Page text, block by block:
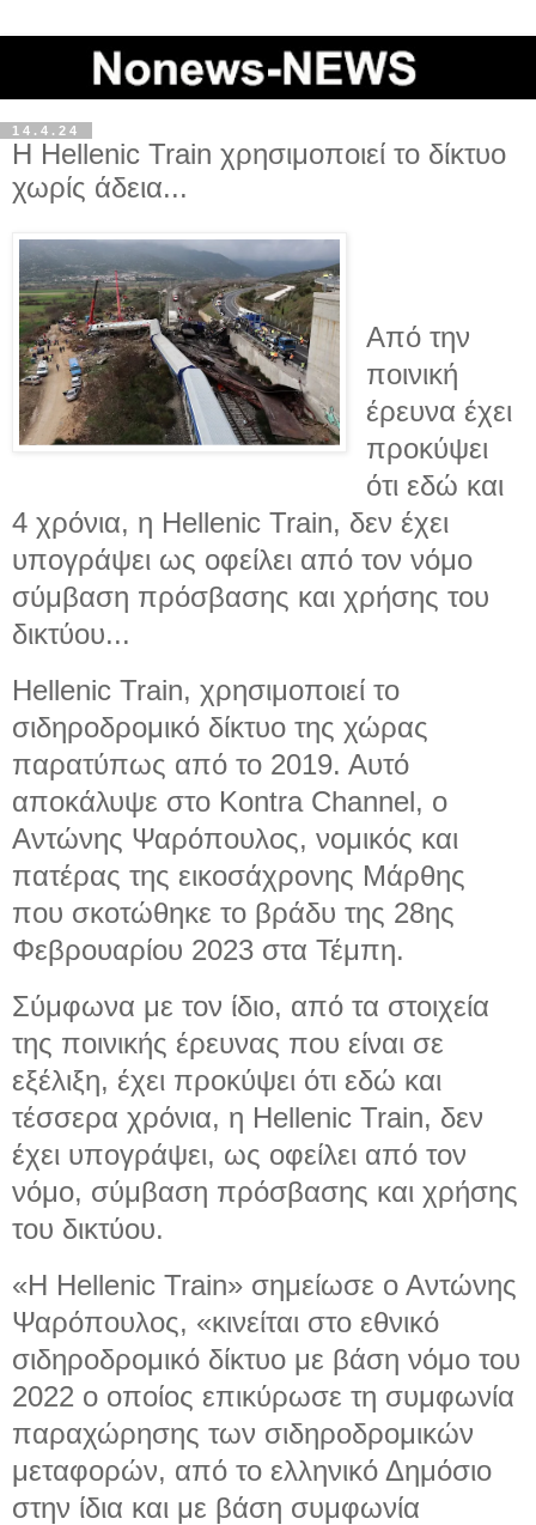
14.4.24
Η Hellenic Train χρησιμοποιεί το δίκτυο
χωρίς άδεια...
Από την
ποινική
έρευνα έχει
προκύψει
ότι εδώ και
4 χρόνια, η Hellenic Train, δεν έχει
υπογράψει ως οφείλει από τον νόμο
σύμβαση πρόσβασης και χρήσης του
δικτύου...
Hellenic Train, χρησιμοποιεί το
σιδηροδρομικό δίκτυο της χώρας
παρατύπως από το 2019. Αυτό
αποκάλυψε στο Kontra Channel, ο
Αντώνης Ψαρόπουλος, νομικός και
πατέρας της εικοσάχρονης Μάρθης
που σκοτώθηκε το βράδυ της 28ης
Φεβρουαρίου 2023 στα Τέμπη.
Σύμφωνα με τον ίδιο, από τα στοιχεία
της ποινικής έρευνας που είναι σε
εξέλιξη, έχει προκύψει ότι εδώ και
τέσσερα χρόνια, η Hellenic Train, δεν
έχει υπογράψει, ως οφείλει από τον
νόμο, σύμβαση πρόσβασης και χρήσης
του δικτύου.
«H Hellenic Train» σημείωσε ο Αντώνης
Ψαρόπουλος, «κινείται στο εθνικό
σιδηροδρομικό δίκτυο με βάση νόμο του
2022 ο οποίος επικύρωσε τη συμφωνία
παραχώρησης των σιδηροδρομικών
μεταφορών, από το ελληνικό Δημόσιο
στην ίδια και με βάση συμφωνία